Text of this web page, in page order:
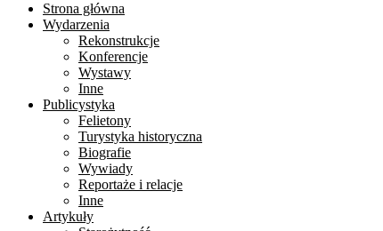
Strona główna
Wydarzenia
Rekonstrukcje
Konferencje
Wystawy
Inne
Publicystyka
Felietony
Turystyka historyczna
Biografie
Wywiady
Reportaże i relacje
Inne
Artykuły